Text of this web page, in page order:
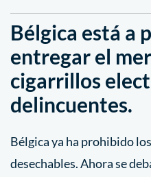
Bélgica está a
entregar el
cigarrillos
delincuentes.
Bélgica ya ha prohibido
desechables. Ahora se